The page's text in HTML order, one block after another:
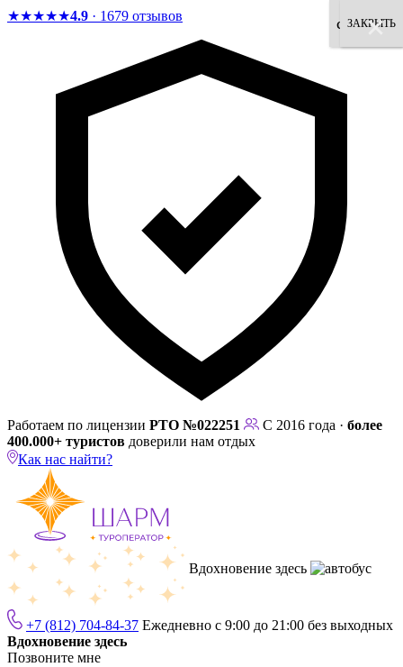
★★★★★4.9 · 1679 отзывов
Работаем по лицензии РТО №022251 С 2016 года · более
400.000+ туристов доверили нам отдых
Как нас найти?
Вдохновение здесь
+7 (812) 704-84-37 Ежедневно с 9:00 до 21:00 без выходных
Вдохновение здесь
Позвоните мне
×
×
×
×
согласен
×
×
ЗАКРЫТЬ
×
×